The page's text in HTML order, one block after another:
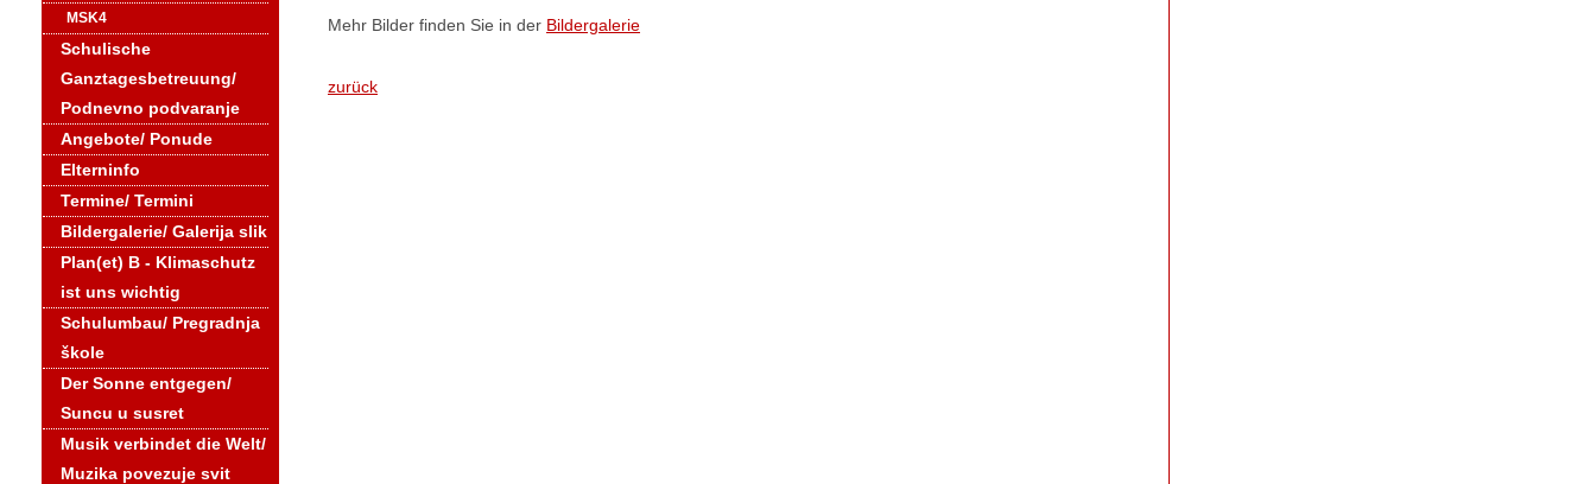
MSK4
Schulische
Ganztagesbetreuung/
Podnevno podvaranje
Angebote/ Ponude
Elterninfo
Termine/ Termini
Bildergalerie/ Galerija slik
Plan(et) B - Klimaschutz
ist uns wichtig
Schulumbau/ Pregradnja
škole
Der Sonne entgegen/
Suncu u susret
Musik verbindet die Welt/
Muzika povezuje svit
Mehr Bilder finden Sie in der Bildergalerie
zurück